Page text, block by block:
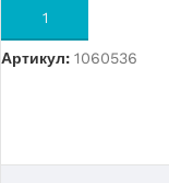
В КОРЗИНУ
Артикул: 1060536